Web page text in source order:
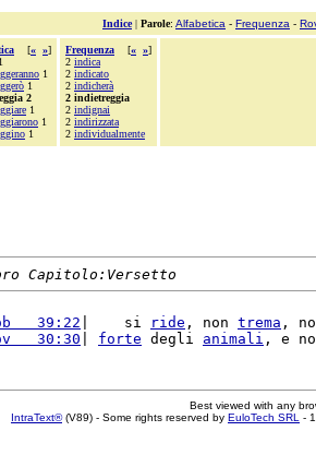
Indice| Parole: Alfabetica - Frequenza -
[« »]
1
1
1
2
1
1
1
Frequenza [« »]
2 indica
2 indicato
2 indicherà
2 indietreggia
2 indignai
2 indirizzata
2 individualmente
Capitolo:Versetto
39:22 |    si ride , non trema ,
30:30 forte degli animali , e
Best viewed with any
IntraText®(V89) - Some rights reserved by EuloTech SRL -